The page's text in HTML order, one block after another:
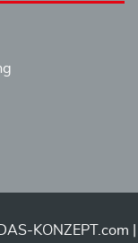
KONZEPT.com